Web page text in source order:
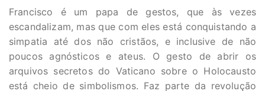
Francisco é um papa de gestos, que às vezes
escandalizam, mas que com eles está conquistando a
simpatia até dos não cristãos, e inclusive de não
poucos agnósticos e ateus. O gesto de abrir os
arquivos secretos do Vaticano sobre o Holocausto
está cheio de simbolismos. Faz parte da revolução